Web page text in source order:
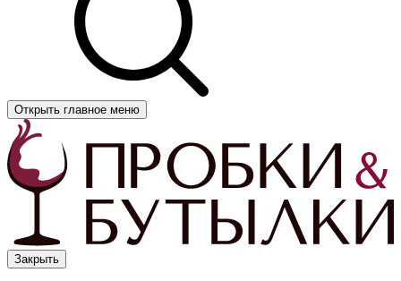
Открыть главное меню
Закрыть